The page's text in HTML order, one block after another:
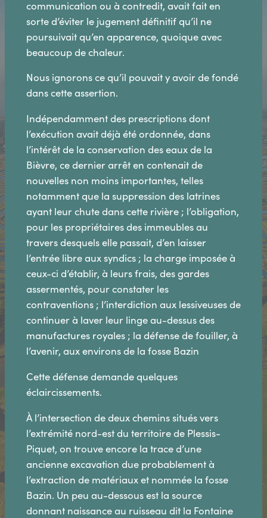
communication ou à contredit, avait fait en
sorte d’éviter le jugement définitif qu’il ne
poursuivait qu’en apparence, quoique avec
beaucoup de chaleur.
Nous ignorons ce qu’il pouvait y avoir de fondé
dans cette assertion.
Indépendamment des prescriptions dont
l’exécution avait déjà été ordonnée, dans
l’intérêt de la conservation des eaux de la
Bièvre, ce dernier arrêt en contenait de
nouvelles non moins importantes, telles
notamment que la suppression des latrines
ayant leur chute dans cette rivière ; l’obligation,
pour les propriétaires des immeubles au
travers desquels elle passait, d’en laisser
l’entrée libre aux syndics ; la charge imposée à
ceux-ci d’établir, à leurs frais, des gardes
assermentés, pour constater les
contraventions ; l’interdiction aux lessiveuses de
continuer à laver leur linge au-dessus des
manufactures royales ; la défense de fouiller, à
l’avenir, aux environs de la fosse Bazin
Cette défense demande quelques
éclaircissements.
À l’intersection de deux chemins situés vers
l’extrémité nord-est du territoire de Plessis-
Piquet, on trouve encore la trace d’une
ancienne excavation due probablement à
l’extraction de matériaux et nommée la fosse
Bazin. Un peu au-dessous est la source
donnant naissance au ruisseau dit la Fontaine